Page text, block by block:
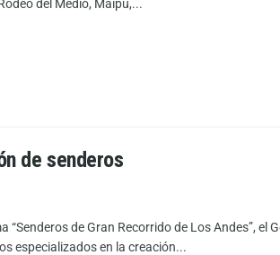
del Medio, Maipú,...
de senderos
“Senderos de Gran Recorrido de Los Andes”,
especializados en la creación...